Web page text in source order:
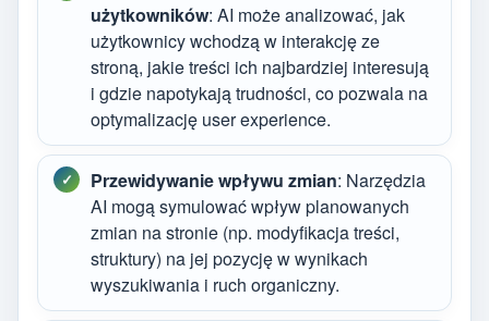
użytkowników: AI może analizować, jak
użytkownicy wchodzą w interakcję ze
stroną, jakie treści ich najbardziej interesują
i gdzie napotykają trudności, co pozwala na
optymalizację user experience.
Przewidywanie wpływu zmian: Narzędzia
AI mogą symulować wpływ planowanych
zmian na stronie (np. modyfikacja treści,
struktury) na jej pozycję w wynikach
wyszukiwania i ruch organiczny.